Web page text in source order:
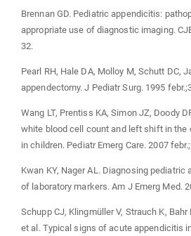
Brennan GD. Pediatric appendicitis:
appropriate use of diagnostic imaging.
32.
Pearl RH, Hale DA, Molloy M, Schutt DC,
appendectomy. J Pediatr Surg. 1995
Wang LT, Prentiss KA, Simon JZ, Doody
white blood cell count and left shift in the
in children. Pediatr Emerg Care. 2007
Kwan KY, Nager AL. Diagnosing
of laboratory markers. Am J Emerg Med.
Schupp CJ, Klingmüller V, Strauch K, Bahr
et al. Typical signs of acute appendicitis